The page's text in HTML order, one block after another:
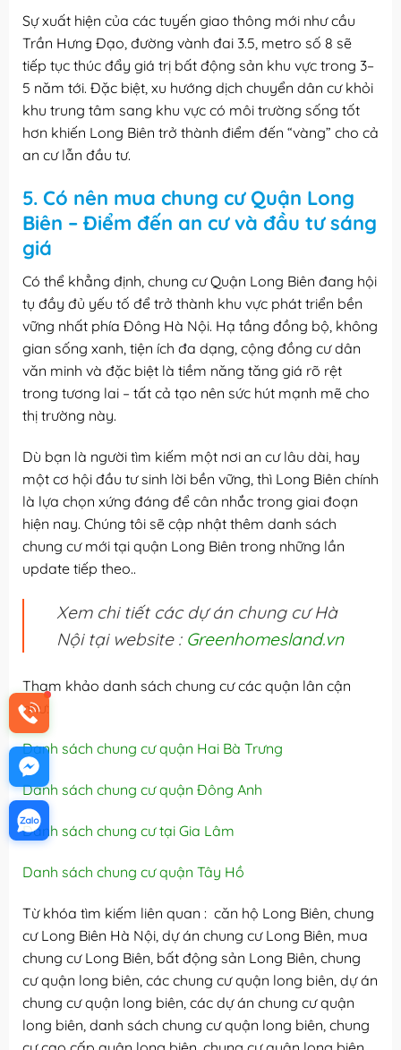
Sự xuất hiện của các tuyến giao thông mới như cầu
Trần Hưng Đạo, đường vành đai 3.5, metro số 8 sẽ
tiếp tục thúc đẩy giá trị bất động sản khu vực trong 3–
5 năm tới. Đặc biệt, xu hướng dịch chuyển dân cư khỏi
khu trung tâm sang khu vực có môi trường sống tốt
hơn khiến Long Biên trở thành điểm đến “vàng” cho cả
an cư lẫn đầu tư.
5. Có nên mua chung cư Quận Long
Biên – Điểm đến an cư và đầu tư sáng
giá
Có thể khẳng định, chung cư Quận Long Biên đang hội
tụ đầy đủ yếu tố để trở thành khu vực phát triển bền
vững nhất phía Đông Hà Nội. Hạ tầng đồng bộ, không
gian sống xanh, tiện ích đa dạng, cộng đồng cư dân
văn minh và đặc biệt là tiềm năng tăng giá rõ rệt
trong tương lai – tất cả tạo nên sức hút mạnh mẽ cho
thị trường này.
Dù bạn là người tìm kiếm một nơi an cư lâu dài, hay
một cơ hội đầu tư sinh lời bền vững, thì Long Biên chính
là lựa chọn xứng đáng để cân nhắc trong giai đoạn
hiện nay. Chúng tôi sẽ cập nhật thêm danh sách
chung cư mới tại quận Long Biên trong những lần
update tiếp theo..
Xem chi tiết các dự án chung cư Hà
Nội tại website : Greenhomesland.vn
Tham khảo danh sách chung cư các quận lân cận
như:
Danh sách chung cư quận Hai Bà Trưng
Danh sách chung cư quận Đông Anh
Danh sách chung cư tại Gia Lâm
Danh sách chung cư quận Tây Hồ
Từ khóa tìm kiếm liên quan : căn hộ Long Biên, chung
cư Long Biên Hà Nội, dự án chung cư Long Biên, mua
chung cư Long Biên, bất động sản Long Biên, chung
cư quận long biên, các chung cư quận long biên, dự án
chung cư quận long biên, các dự án chung cư quận
long biên, danh sách chung cư quận long biên, chung